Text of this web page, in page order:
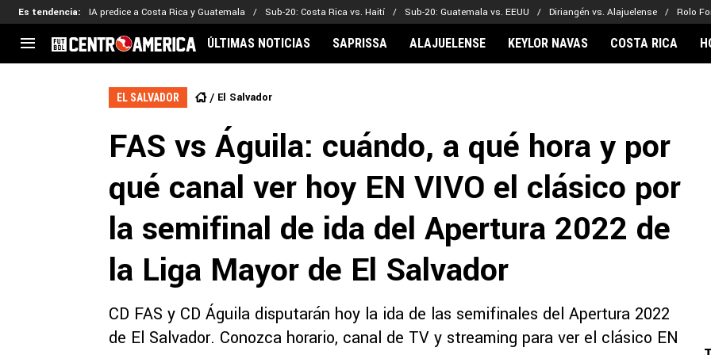
Es tendencia: IA predice a Costa Rica y Guatemala Sub-20: Costa Rica vs. Haití Sub-20: Guatemala vs. EEUU Diriangén vs. Alajuelense Rolo
CENTROAMÉRICA
El Salvador
CONCACAF
Liga de Naciones
Eliminatorias
Copa de Campeones
MLS
Kervin Arriaga
Adalberto Carrasquilla
Nathaniel Méndez-Laing
Alajuelense
Comunicaciones
Olimpia
Noticias
Barcelona
Real Madrid
ÚLTIMAS NOTICIAS SAPRISSA ALAJUELENSE KEYLOR NAVAS COSTA RICA
EL SALVADOR El Salvador
FAS vs Águila: cuándo, a qué hora y por
qué canal ver hoy EN VIVO el clásico por
la semifinal de ida del Apertura 2022 de
la Liga Mayor de El Salvador
CD FAS y CD Águila disputarán hoy la ida de las semifinales del Apertura 2022
de El Salvador. Conozca horario, canal de TV y streaming para ver el clásico EN